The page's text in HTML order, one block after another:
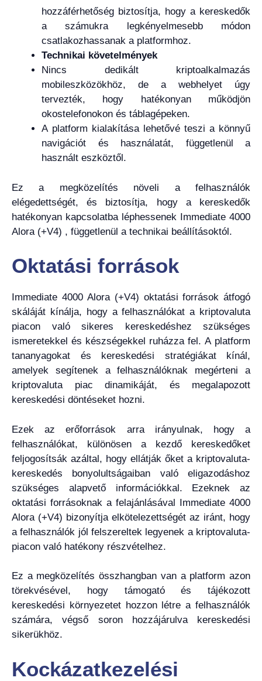
hozzáférhetőség biztosítja, hogy a kereskedők
a számukra legkényelmesebb módon
csatlakozhassanak a platformhoz.
Technikai követelmények
Nincs dedikált kriptoalkalmazás
mobileszközökhöz, de a webhelyet úgy
tervezték, hogy hatékonyan működjön
okostelefonokon és táblagépeken.
A platform kialakítása lehetővé teszi a könnyű
navigációt és használatát, függetlenül a
használt eszköztől.
Ez a megközelítés növeli a felhasználók
elégedettségét, és biztosítja, hogy a kereskedők
hatékonyan kapcsolatba léphessenek Immediate 4000
Alora (+V4) , függetlenül a technikai beállításoktól.
Oktatási források
Immediate 4000 Alora (+V4) oktatási források átfogó
skáláját kínálja, hogy a felhasználókat a kriptovaluta
piacon való sikeres kereskedéshez szükséges
ismeretekkel és készségekkel ruházza fel. A platform
tananyagokat és kereskedési stratégiákat kínál,
amelyek segítenek a felhasználóknak megérteni a
kriptovaluta piac dinamikáját, és megalapozott
kereskedési döntéseket hozni.
Ezek az erőforrások arra irányulnak, hogy a
felhasználókat, különösen a kezdő kereskedőket
feljogosítsák azáltal, hogy ellátják őket a kriptovaluta-
kereskedés bonyolultságaiban való eligazodáshoz
szükséges alapvető információkkal. Ezeknek az
oktatási forrásoknak a felajánlásával Immediate 4000
Alora (+V4) bizonyítja elkötelezettségét az iránt, hogy
a felhasználók jól felszereltek legyenek a kriptovaluta-
piacon való hatékony részvételhez.
Ez a megközelítés összhangban van a platform azon
törekvésével, hogy támogató és tájékozott
kereskedési környezetet hozzon létre a felhasználók
számára, végső soron hozzájárulva kereskedési
sikerükhöz.
Kockázatkezelési